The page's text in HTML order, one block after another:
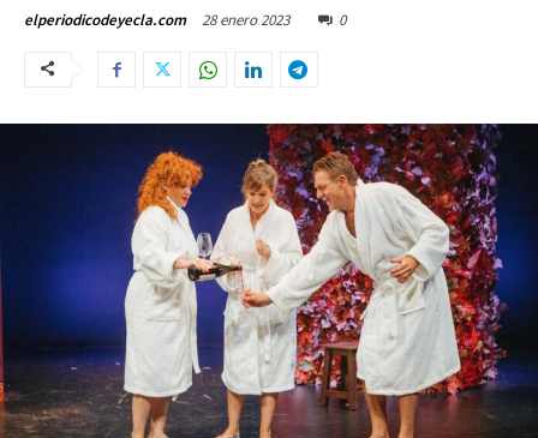
elperiodicodeyecla.com 28 enero 2023 0